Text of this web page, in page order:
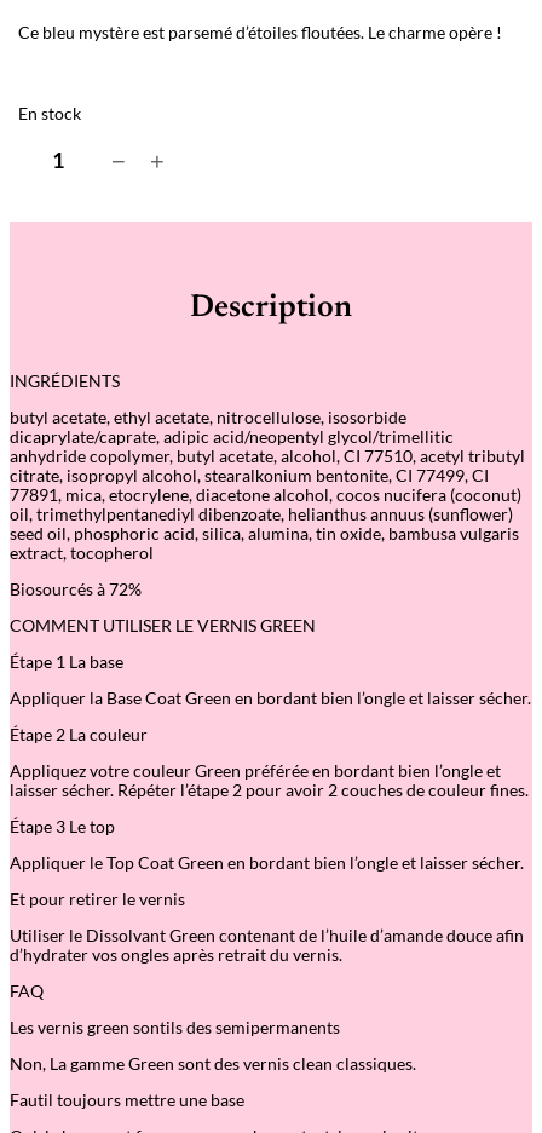
Ce bleu mystère est parsemé d’étoiles floutées. Le charme opère !
En stock
t
r
N
i
g
h
t
–
V
e
n
i
s
G
r
e
e
n
− +
Description
INGRÉDIENTS
butyl acetate, ethyl acetate, nitrocellulose, isosorbide
dicaprylate/caprate, adipic acid/neopentyl glycol/trimellitic
anhydride copolymer, butyl acetate, alcohol, CI 77510, acetyl tributyl
citrate, isopropyl alcohol, stearalkonium bentonite, CI 77499, CI
77891, mica, etocrylene, diacetone alcohol, cocos nucifera (coconut)
oil, trimethylpentanediyl dibenzoate, helianthus annuus (sunflower)
seed oil, phosphoric acid, silica, alumina, tin oxide, bambusa vulgaris
extract, tocopherol
Biosourcés à 72%
COMMENT UTILISER LE VERNIS GREEN
Étape 1 La base
Appliquer la Base Coat Green en bordant bien l’ongle et laisser sécher.
Étape 2 La couleur
Appliquez votre couleur Green préférée en bordant bien l’ongle et
laisser sécher. Répéter l’étape 2 pour avoir 2 couches de couleur fines.
Étape 3 Le top
Appliquer le Top Coat Green en bordant bien l’ongle et laisser sécher.
Et pour retirer le vernis
Utiliser le Dissolvant Green contenant de l’huile d’amande douce afin
d’hydrater vos ongles après retrait du vernis.
FAQ
Les vernis green sontils des semipermanents
Non, La gamme Green sont des vernis clean classiques.
Fautil toujours mettre une base